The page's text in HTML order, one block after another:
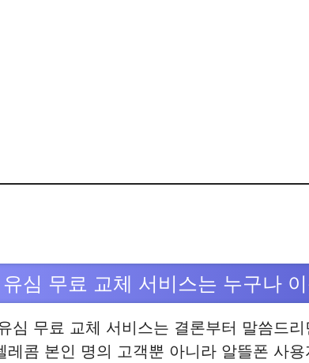
심 무료 교체 서비스는 누구나
심 무료 교체 서비스는 결론부터 말씀드
레콤 본인 명의 고객뿐 아니라 알뜰폰 사